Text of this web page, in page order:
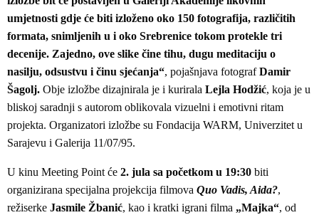
umjetnosti gdje će biti izloženo oko 150 fotografija, različitih
formata, snimljenih u i oko Srebrenice tokom protekle tri
decenije. Zajedno, ove slike čine tihu, dugu meditaciju o
nasilju, odsustvu i činu sjećanja“, pojašnjava fotografDamir
Šagolj. Obje izložbe dizajnirala je i kurirala Lejla Hodžić, koja je u
bliskoj saradnji s autorom oblikovala vizuelni i emotivni ritam
projekta. Organizatori izložbe su Fondacija WARM, Univerzitet u
Sarajevu i Galerija 11/07/95.
U kinu Meeting Point će 2. jula sa početkom u 19:30 biti
organizirana specijalna projekcija filmova Quo Vadis, Aida?,
režiserke Jasmile Žbanić, kao i kratki igrani filma „Majka“, od